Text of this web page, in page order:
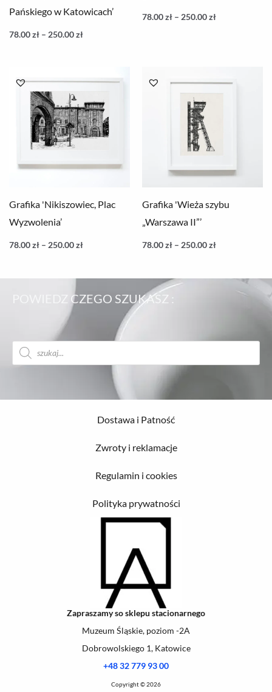
Pańskiego w Katowicach’
78.00zł – 250.00zł
78.00zł – 250.00zł
Grafika 'Nikiszowiec, Plac
Wyzwolenia’
78.00zł – 250.00zł
cen:
78.00 zł
do
250.00 zł
Grafika 'Wieża szybu
„Warszawa II”’
78.00zł – 250.00zł
cen:
od
POWIEDZ CZEGO SZUKASZ :
Wyszukiwarka
produktów
Dostawa i Patność
Zwroty i reklamacje
Regulamin i cookies
Polityka prywatności
Zapraszamy so sklepu stacionarnego
Muzeum Śląskie, poziom -2A
Dobrowolskiego 1, Katowice
+48 32 779 93 00
Copyright © 2026